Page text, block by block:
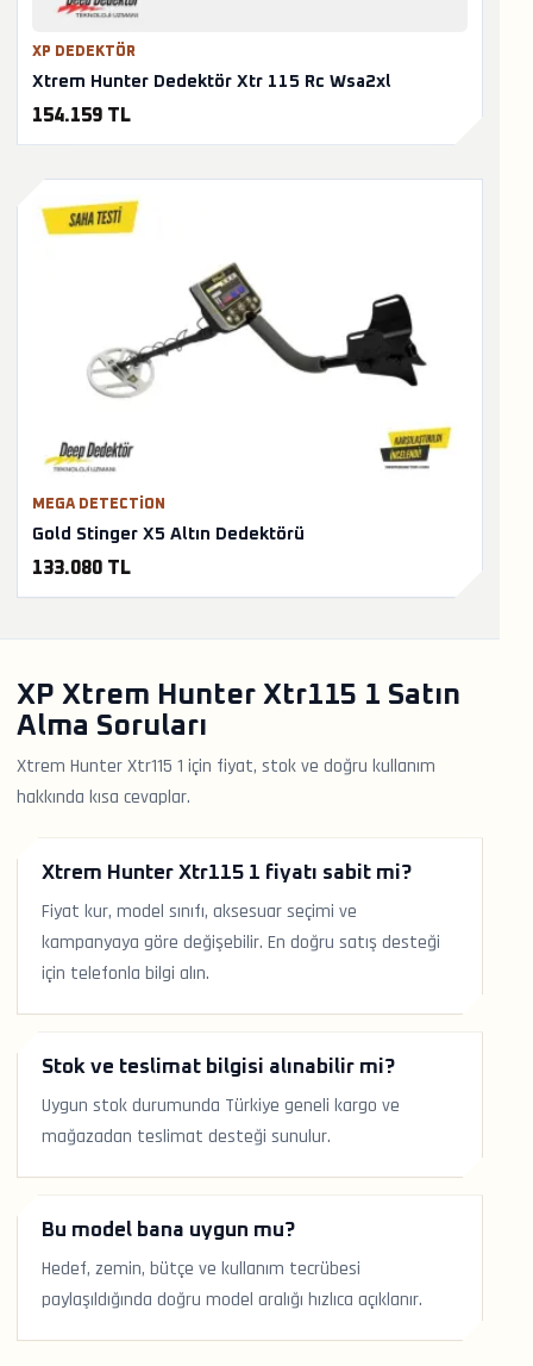
XP DEDEKTÖR
Xtrem Hunter Dedektör Xtr 115 Rc Wsa2xl
154.159 TL
MEGA DETECTION
Gold Stinger X5 Altın Dedektörü
133.080 TL
XP Xtrem Hunter Xtr115 1 Satın
Alma Soruları
Xtrem Hunter Xtr115 1 için fiyat, stok ve doğru kullanım
hakkında kısa cevaplar.
Xtrem Hunter Xtr115 1 fiyatı sabit mi?
Fiyat kur, model sınıfı, aksesuar seçimi ve
kampanyaya göre değişebilir. En doğru satış desteği
için telefonla bilgi alın.
Stok ve teslimat bilgisi alınabilir mi?
Uygun stok durumunda Türkiye geneli kargo ve
mağazadan teslimat desteği sunulur.
Bu model bana uygun mu?
Hedef, zemin, bütçe ve kullanım tecrübesi
paylaşıldığında doğru model aralığı hızlıca açıklanır.